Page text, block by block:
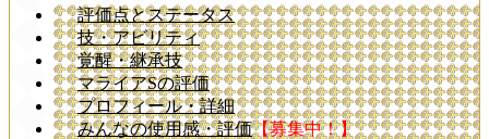
評価点とステータス
技・アビリティ
覚醒・継承技
マライアSの評価
プロフィール・詳細
みんなの使用感・評価【募集中！】